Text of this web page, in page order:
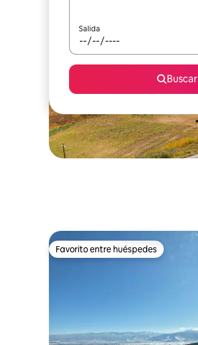
Salida
Buscar
Favorito entre huéspedes
Favorito entre huéspedes